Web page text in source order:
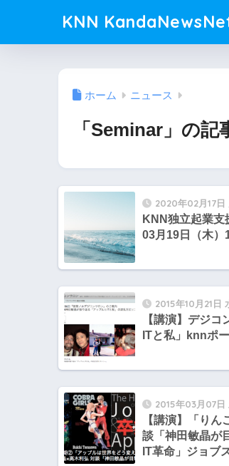
KNN
ホーム ニュース
「Seminar」の記
2020年02月17日
KNN独立起業支
03月19日（木）
2015年10月21日
【講演】デジ
ITと私」knnポ
2015年03月07日
【講演】「りん
談「神田敏晶が
IT革命」ジョブ